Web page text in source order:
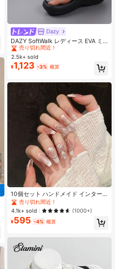
Dazy
DAZY SoftWalk レディース EVA ミ
ッドヒールプラットフォームビーチ
サンダル - 超軽量、通気性、快適、
滑り止め、柔らかいソール、ミニマ
ルデザイン、ビーチ、休暇、家庭で
の自由時間、デイリー着用に適し、
オールシーズン、スリップオン、無
#2 ベストセラー
売り切れ間近！
#2 ベストセラー
売り切れ間近！
#2 ベストセラー
売り切れ間近！
#2 ベストセラー
2.5k+ sold
¥1,123 -3% 概算
10個セット ハンドメイド インター
ネットセレブリティ優しいラインス
トーンラティスフレンチフォークフ
ァックスパールピンクキャットアイ
ボウ偽ネイル プレスオンネイル ネイ
ルサプライ ハンドメイドプレスオン
売り切れ間近！
4.1k+ sold
(1000+)
¥595 -4% 概算